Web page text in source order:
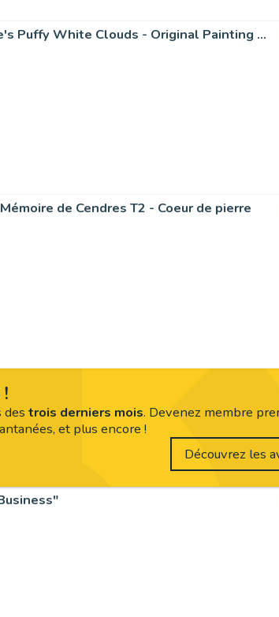
Donald Duck Inspired By René Magritte's Puffy White Clouds - Original Painting - Tony Fernandez Signed - Acrylic Art - Original Artwork
de Cendres T2 - Coeur de pierre
des trois derniers mois. Devenez membre
et plus encore !
Découvrez les